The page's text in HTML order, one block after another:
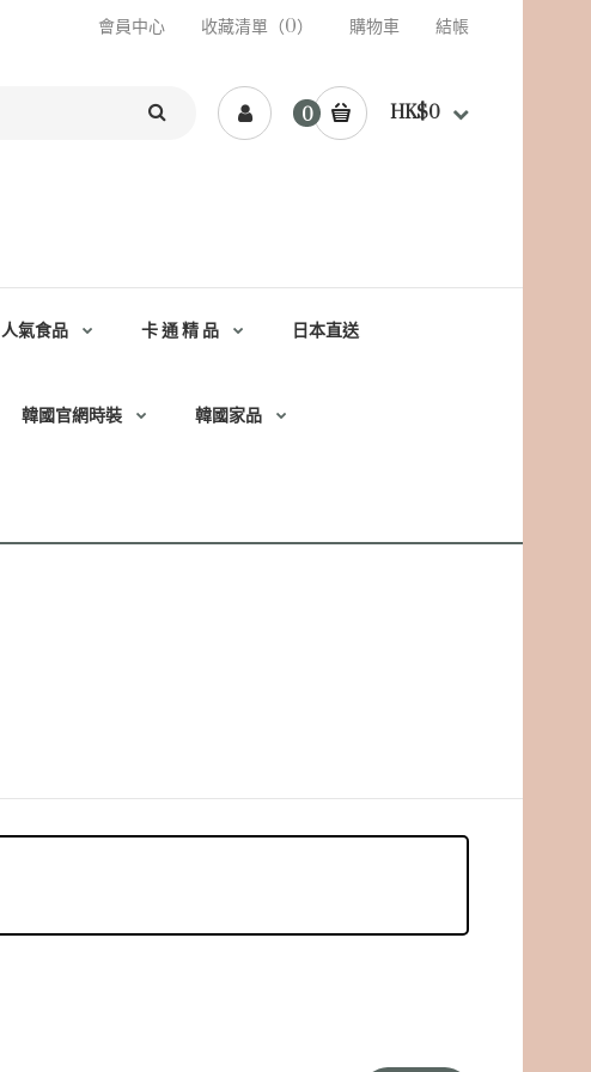
會員中心 收藏清單（0） 購物車 結帳
0 HK$0
人氣食品 卡 通 精 品 日本直送
韓國官網時裝 韓國家品